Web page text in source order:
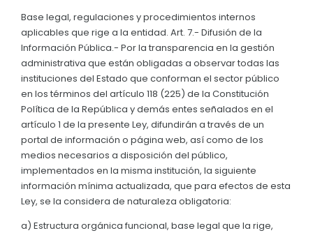
Historia Antigua
Datos Generales
Símbolos Cívicos
GEOGRAFÍA
Ubicación
Clima
TRANSPARENCIA
GESTIÓN Y PRESUPUESTO
GESTIÓN INSTITUCIONAL
Sesiones Ordinarias
Sesiones Extraordinarias
Resoluciones
Convocatorias
GESTIÓN ADMINISTRATIVA
MECANISMOS DE PARTICIPACIÓN
CIUDADANÍA ACTIVA
Solicitud de acceso información pública
TURISMO
Base legal, regulaciones y procedimientos internos
aplicables que rige a la entidad. Art. 7.- Difusión de la
Información Pública.- Por la transparencia en la gestión
administrativa que están obligadas a observar todas las
instituciones del Estado que conforman el sector público
en los términos del artículo 118 (225) de la Constitución
Política de la República y demás entes señalados en el
artículo 1 de la presente Ley, difundirán a través de un
portal de información o página web, así como de los
medios necesarios a disposición del público,
implementados en la misma institución, la siguiente
información mínima actualizada, que para efectos de esta
Ley, se la considera de naturaleza obligatoria:
a) Estructura orgánica funcional, base legal que la rige,